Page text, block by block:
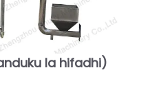
la hifadhi)